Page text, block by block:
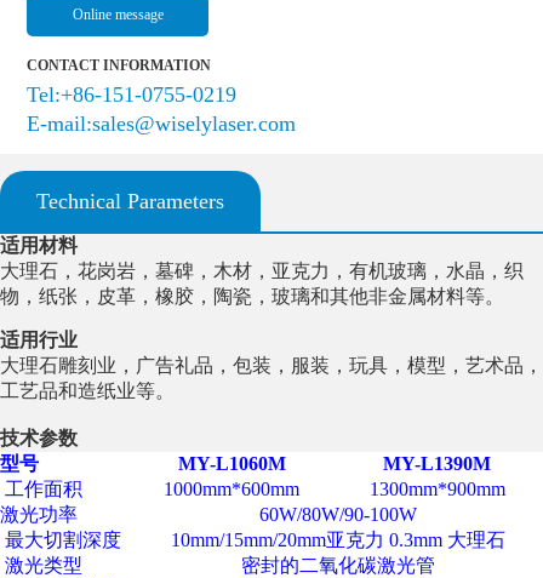
Online message
CONTACT INFORMATION
Tel:+86-151-0755-0219
E-mail:sales@wiselylaser.com
Technical Parameters
适用材料
大理石，花岗岩，墓碑，木材，亚克力，有机玻璃，水晶，织
物，纸张，皮革，橡胶，陶瓷，玻璃和其他非金属材料等。
适用行业
大理石雕刻业，广告礼品，包装，服装，玩具，模型，艺术品，
工艺品和造纸业等。
技术参数
型号
MY-L1060M
MY-L1390M
工作面积
1000mm*600mm
1300mm*900mm
激光功率
60W/80W/90-100W
最大切割深度
10mm/15mm/20mm亚克力 0.3mm 大理石
激光类型
密封的二氧化碳激光管